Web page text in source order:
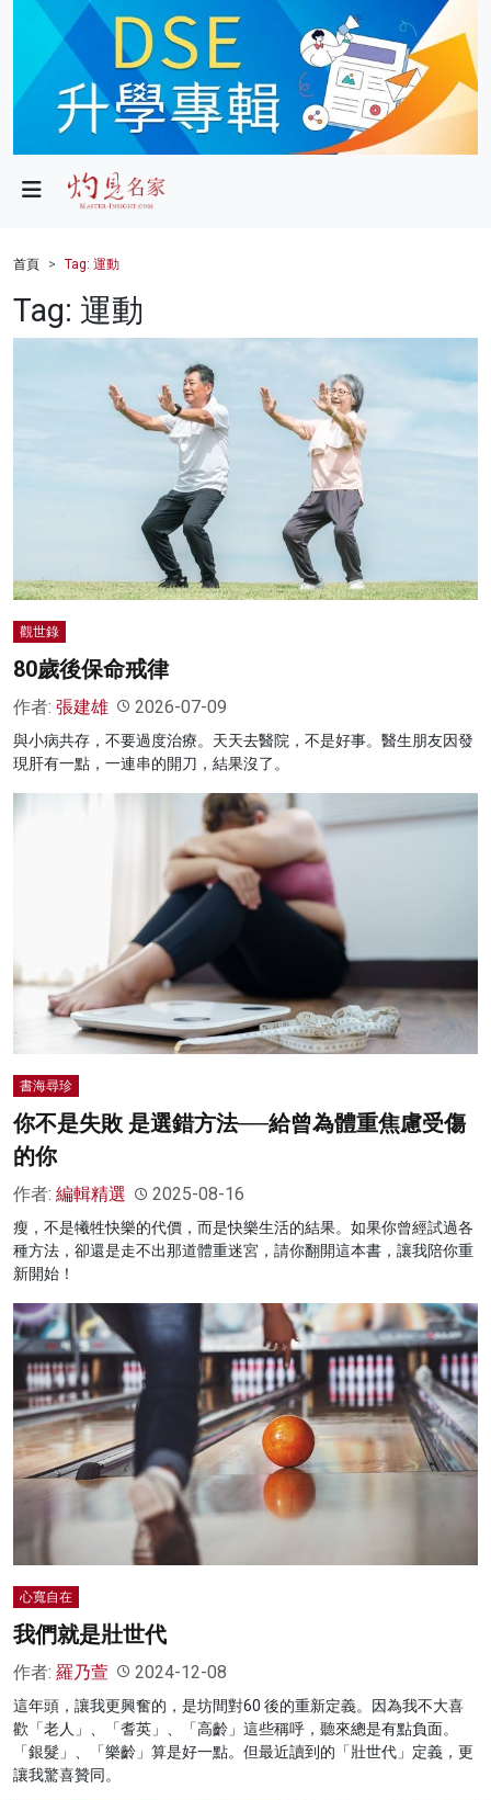
政局
財經
健康
首頁 Tag: 運動
Tag: 運動
觀世錄
80歲後保命戒律
作者: 張建雄 2026-07-09
與小病共存，不要過度治療。天天去醫院，不是好事。醫生朋友因發
現肝有一點，一連串的開刀，結果沒了。
書海尋珍
你不是失敗 是選錯方法──給曾為體重焦慮受傷
的你
作者: 編輯精選 2025-08-16
瘦，不是犧牲快樂的代價，而是快樂生活的結果。如果你曾經試過各
種方法，卻還是走不出那道體重迷宮，請你翻開這本書，讓我陪你重
新開始！
心寬自在
我們就是壯世代
作者: 羅乃萱 2024-12-08
這年頭，讓我更興奮的，是坊間對60 後的重新定義。因為我不大喜
歡「老人」、「耆英」、「高齡」這些稱呼，聽來總是有點負面。
「銀髮」、「樂齡」算是好一點。但最近讀到的「壯世代」定義，更
讓我驚喜贊同。